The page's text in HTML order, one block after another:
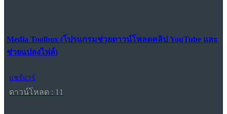
Media Toolbox (โปรแกรมช่วยดาวน์โหลดคลิป YouTube และ
ช่วยแปลงไฟล์)
แชร์แวร์
ดาวน์โหลด : 11